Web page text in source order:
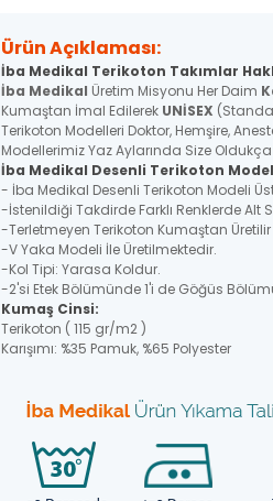
Ürün Açıklaması:
İba Medikal Terikoton Takımlar
İba Medikal Üretim Misyonu Her Daim
Kumaştan İmal Edilerek UNİSEX
Terikoton Modelleri Doktor, Hemşire,
Modellerimiz Yaz Aylarında Size
İba Medikal Desenli Terikoton
- İba Medikal Desenli Terikoton Modeli
-İstenildiği Takdirde Farklı Renklerde Alt
-Terletmeyen Terikoton Kumaştan Üretilir
-V Yaka Modeli İle Üretilmektedir.
-Kol Tipi: Yarasa Koldur.
-2'si Etek Bölümünde 1'i de Göğüs
Kumaş Cinsi:
Terikoton ( 115 gr/m2 )
Karışımı: %35 Pamuk, %65 Polyester